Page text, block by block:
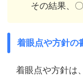
その結果、〇
着眼点や方針の
着眼点や方針は